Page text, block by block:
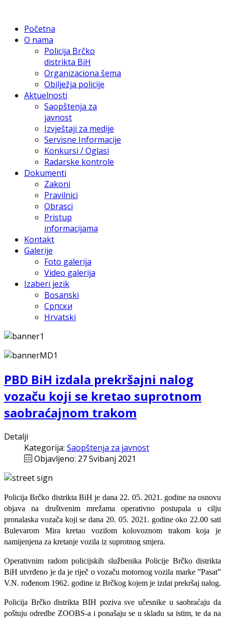
Početna
O nama
Policija Brčko
distrikta BiH
Organizaciona šema
Obilježja policije
Aktuelnosti
Saopštenja za
javnost
Izvještaji za medije
Servisne Informacije
Konkursi / Oglasi
Radarske kontrole
Dokumenti
Zakoni
Pravilnici
Obrasci
Pristup
informacijama
Kontakt
Galerije
Foto galerija
Video galerija
Izaberi jezik
Bosanski
Српски
Hrvatski
PBD BiH izdala prekršajni nalog
vozaču koji se kretao suprotnom
saobraćajnom trakom
Detalji
Kategorija: Saopštenja za javnost
Objavljeno: 27 Svibanj 2021
Policija Brčko distrikta BiH je dana 22. 05. 2021. godine na osnovu
objava na društvenim mrežama operativno postupala u cilju
pronalaska vozača koji se dana 20. 05. 2021. godine oko 22.00 sati
Bulevarom Mira kretao vozilom kolovoznom trakom koja je
namijenjena za kretanje vozila iz suprotnog smjera.
Operativnim radom policijskih službenika Policije Brčko distrikta
BiH utvrđeno je da je riječ o vozaču motornog vozila marke ”Pasat”
V.N. rođenom 1962. godine iz Brčkog kojem je izdat prekršaj nalog.
Policija Brčko distrikta BIH poziva sve učesnike u saobraćaju da
poštuju odredbe ZOOBS-a i ponašaju se u skladu sa istim, te da na